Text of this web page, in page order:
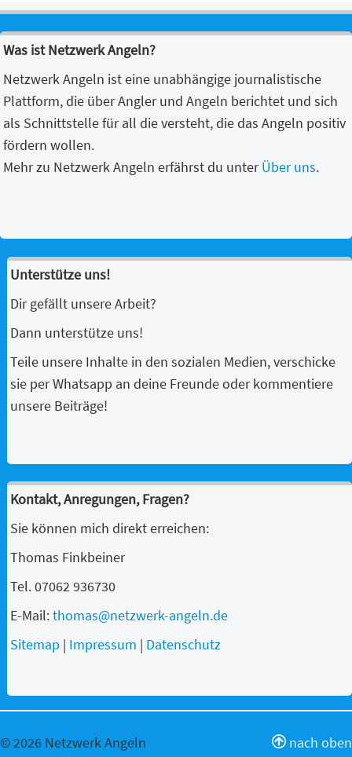
Was ist Netzwerk Angeln?
Netzwerk Angeln ist eine unabhängige journalistische
Plattform, die über Angler und Angeln berichtet und sich
als Schnittstelle für all die versteht, die das Angeln positiv
fördern wollen.
Mehr zu Netzwerk Angeln erfährst du unterÜber uns.
Unterstütze uns!
Dir gefällt unsere Arbeit?
Dann unterstütze uns!
Teile unsere Inhalte in den sozialen Medien, verschicke
sie per Whatsapp an deine Freunde oder kommentiere
unsere Beiträge!
Kontakt, Anregungen, Fragen?
Sie können mich direkt erreichen:
Thomas Finkbeiner
Tel. 07062 936730
E-Mail:thomas@netzwerk-angeln.de
Sitemap | Impressum | Datenschutz
nach oben
© 2026 Netzwerk Angeln